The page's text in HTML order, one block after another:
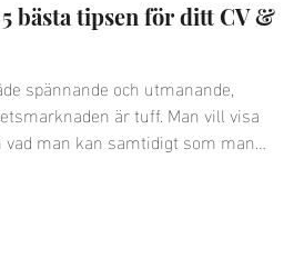
bästa tipsen för ditt CV &
spännande och utmanande,
är tuff. Man vill visa
man kan samtidigt som man